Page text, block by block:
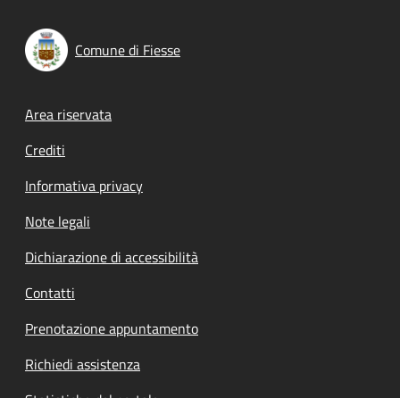
Comune di Fiesse
Footer menu
Area riservata
Crediti
Informativa privacy
Note legali
Dichiarazione di accessibilità
Contatti
Prenotazione appuntamento
Richiedi assistenza